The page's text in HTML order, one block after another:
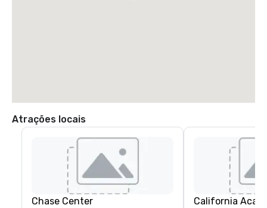
Atrações locais
Chase Center
California